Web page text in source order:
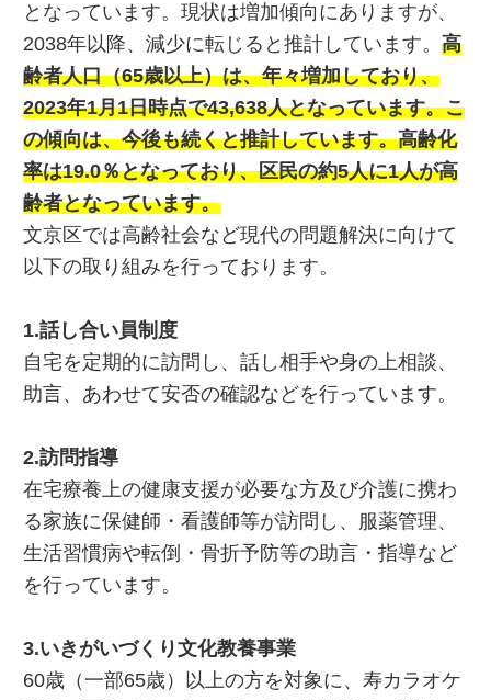
となっています。現状は増加傾向にありますが、
2038年以降、減少に転じると推計しています。 高
齢者人口（65歳以上）は、年々増加しており、
2023年1月1日時点で43,638人となっています。こ
の傾向は、今後も続くと推計しています。高齢化
率は19.0％となっており、区民の約5人に1人が高
齢者となっています。
文京区では高齢社会など現代の問題解決に向けて
以下の取り組みを行っております。
1.話し合い員制度
自宅を定期的に訪問し、話し相手や身の上相談、
助言、あわせて安否の確認などを行っています。
2.訪問指導
在宅療養上の健康支援が必要な方及び介護に携わ
る家族に保健師・看護師等が訪問し、服薬管理、
生活習慣病や転倒・骨折予防等の助言・指導など
を行っています。
3.いきがいづくり文化教養事業
60歳（一部65歳）以上の方を対象に、寿カラオケ